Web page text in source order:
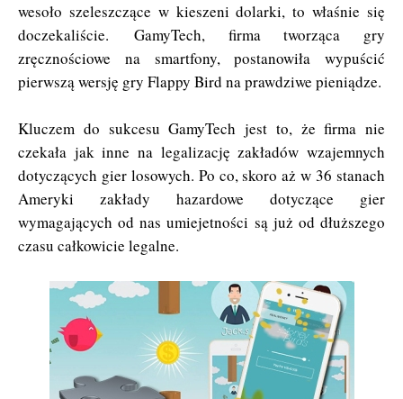
wesoło szeleszczące w kieszeni dolarki, to właśnie się
doczekaliście. GamyTech, firma tworząca gry
zręcznościowe na smartfony, postanowiła wypuścić
pierwszą wersję gry Flappy Bird na prawdziwe pieniądze.
Kluczem do sukcesu GamyTech jest to, że firma nie
czekała jak inne na legalizację zakładów wzajemnych
dotyczących gier losowych. Po co, skoro aż w 36 stanach
Ameryki zakłady hazardowe dotyczące gier
wymagających od nas umiejetności są już od dłuższego
czasu całkowicie legalne.